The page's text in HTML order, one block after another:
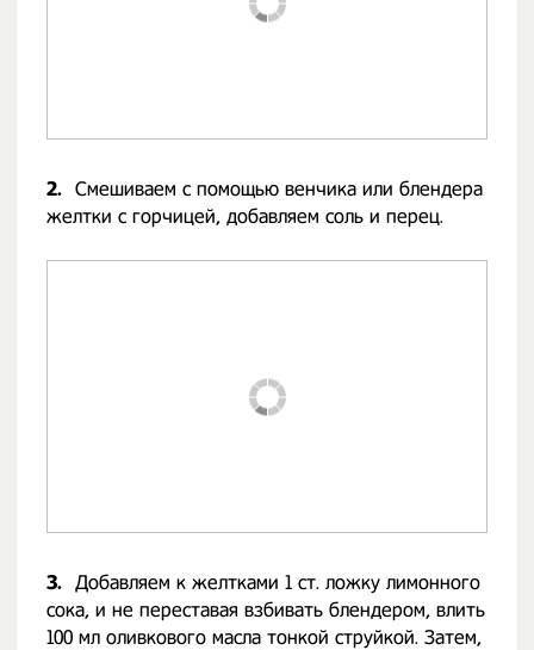
2. Смешиваем с помощью венчика или блендера
желтки с горчицей, добавляем соль и перец.
3. Добавляем к желтками 1 ст. ложку лимонного
сока, и не переставая взбивать блендером, влить
100 мл оливкового масла тонкой струйкой. Затем,